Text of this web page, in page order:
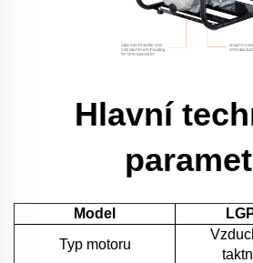
Hlavní
Model
Typ motoru